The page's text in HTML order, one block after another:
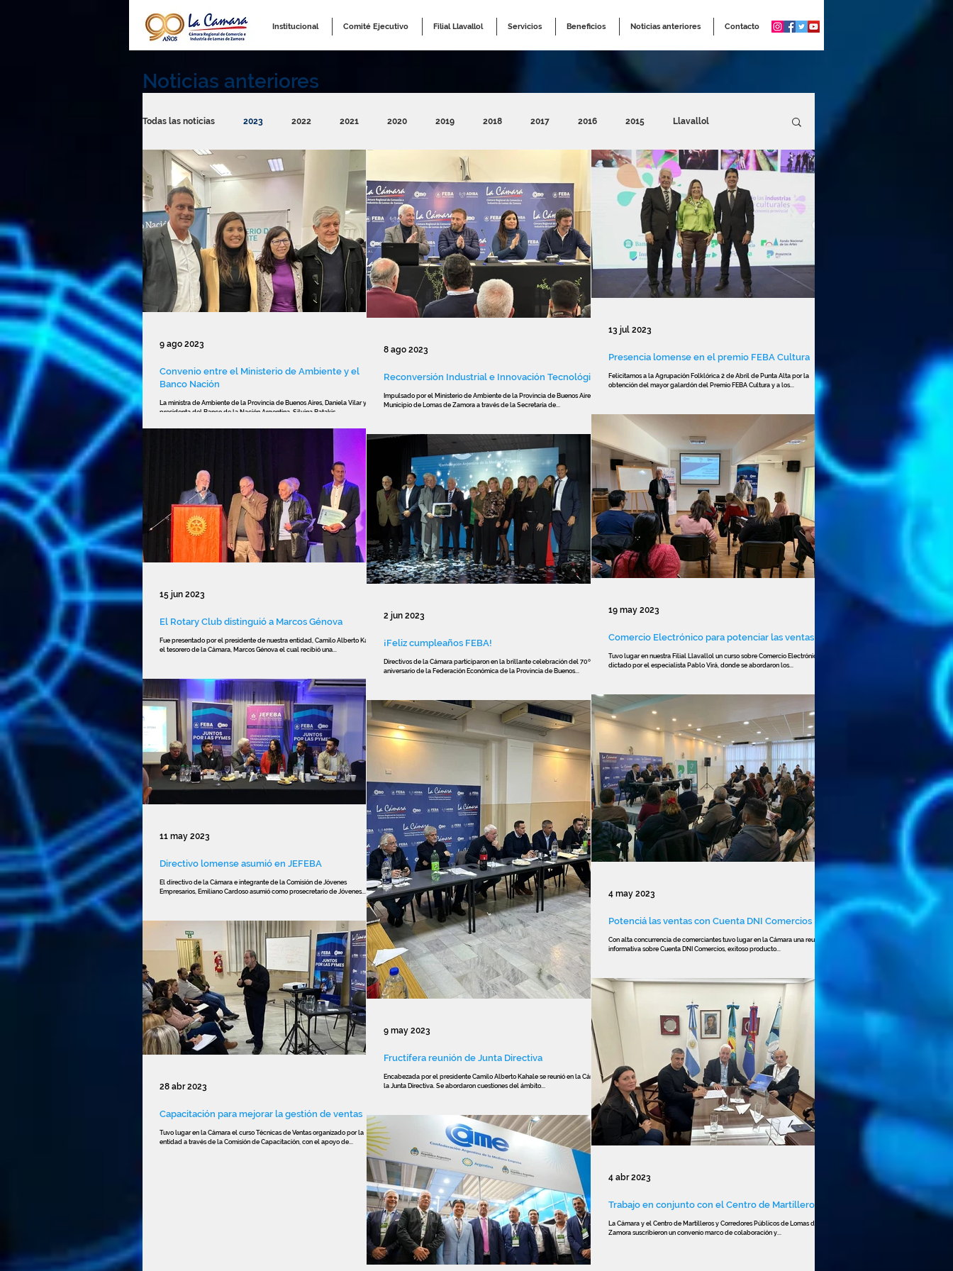
Institucional Comité Ejecutivo Filial Llavallol Servicios Beneficios Noticias anteriores Contacto
Noticias anteriores
Todas las noticias 2023 2022 2021 2020 2019 2018 2017 2016 2015 Llavallol
Convenio entre el Ministerio de Ambiente y el
Banco Nación
La ministra de Ambiente de la Provincia de Buenos Aires, Daniela Vilar y la
presidenta del Banco de la Nación Argentina, Silvina Batakis...
9 ago 2023
Reconversión Industrial e Innovación Tecnológica
Impulsado por el Ministerio de Ambiente de la Provincia de Buenos Aires y el
Municipio de Lomas de Zamora a través de la Secretaría de...
8 ago 2023
Presencia lomense en el premio FEBA Cultura
Felicitamos a la Agrupación Folklórica 2 de Abril de Punta Alta por la
obtención del mayor galardón del Premio FEBA Cultura y a los...
13 jul 2023
El Rotary Club distinguió a Marcos Génova
Fue presentado por el presidente de nuestra entidad, Camilo Alberto Kahale,
el tesorero de la Cámara, Marcos Génova el cual recibió una...
15 jun 2023
¡Feliz cumpleaños FEBA!
Directivos de la Cámara participaron en la brillante celebración del 70º
aniversario de la Federación Económica de la Provincia de Buenos...
2 jun 2023
Comercio Electrónico para potenciar las ventas
Tuvo lugar en nuestra Filial Llavallol un curso sobre Comercio Electrónico
dictado por el especialista Pablo Virá, donde se abordaron los...
19 may 2023
Directivo lomense asumió en JEFEBA
El directivo de la Cámara e integrante de la Comisión de Jóvenes
Empresarios, Emiliano Cardoso asumió como prosecretario de Jóvenes...
11 may 2023
Fructífera reunión de Junta Directiva
Encabezada por el presidente Camilo Alberto Kahale se reunió en la Cámara
la Junta Directiva. Se abordaron cuestiones del ámbito...
9 may 2023
Potenciá las ventas con Cuenta DNI Comercios
Con alta concurrencia de comerciantes tuvo lugar en la Cámara una reunión
informativa sobre Cuenta DNI Comercios, exitoso producto...
4 may 2023
Capacitación para mejorar la gestión de ventas
Tuvo lugar en la Cámara el curso Técnicas de Ventas organizado por la
entidad a través de la Comisión de Capacitación, con el apoyo de...
28 abr 2023
Trabajo en conjunto con el Centro de Martilleros
La Cámara y el Centro de Martilleros y Corredores Públicos de Lomas de
Zamora suscribieron un convenio marco de colaboración y...
4 abr 2023